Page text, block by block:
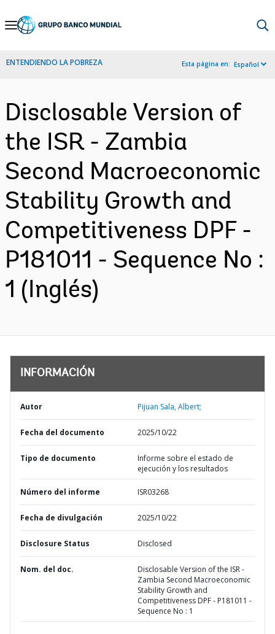
Skip
Navigation
ENTENDIENDO LA POBREZA Esta página en: Español
Disclosable Version of
the ISR - Zambia
Second Macroeconomic
Stability Growth and
Competitiveness DPF -
P181011 - Sequence No :
1 (Inglés)
INFORMACIÓN
Autor Pijuan Sala, Albert;
Fecha del documento 2025/10/22
Tipo de documento
Informe sobre el estado de
ejecución y los resultados
Número del informe ISR03268
Fecha de divulgación 2025/10/22
Disclosure Status Disclosed
Nom. del doc.
Disclosable Version of the ISR -
Zambia Second Macroeconomic
Stability Growth and
Competitiveness DPF - P181011 -
Sequence No : 1